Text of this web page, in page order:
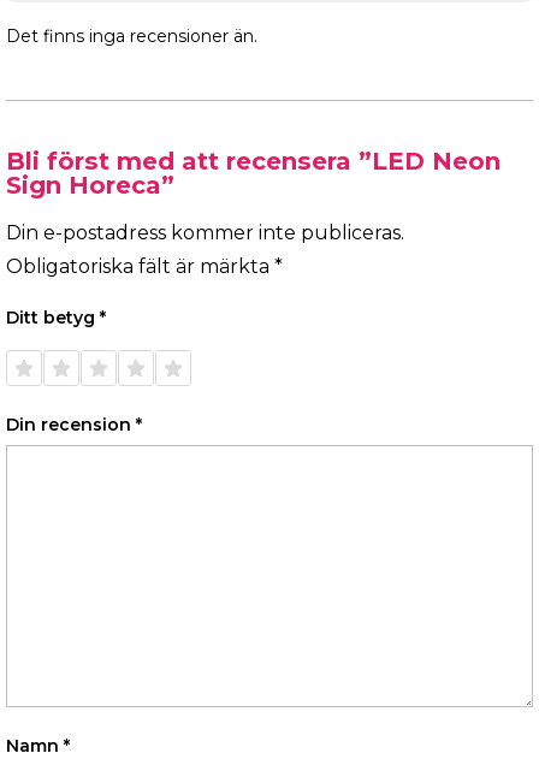
Det finns inga recensioner än.
Bli först med att recensera ”LED Neon
Sign Horeca”
Din e-postadress kommer inte publiceras.
Obligatoriska fält är märkta *
Ditt betyg *
1 av 5
stjärnor
2 av 5
stjärnor
3 av 5
stjärnor
4 av 5
stjärnor
5 av 5
stjärnor
Din recension *
Namn *